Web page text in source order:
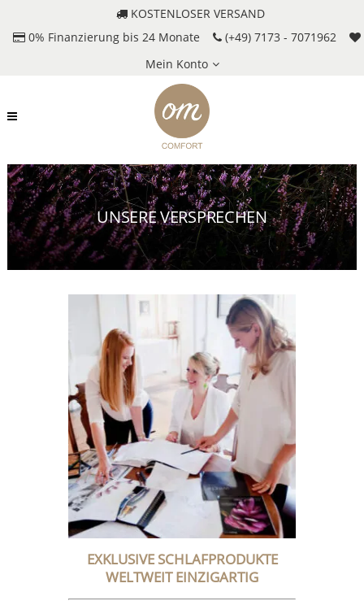
KOSTENLOSER VERSAND
0% Finanzierung bis 24 Monate
(+49) 7173 - 7071962
Mein Konto
UNSERE VERSPRECHEN
EXKLUSIVE SCHLAFPRODUKTE
WELTWEIT EINZIGARTIG